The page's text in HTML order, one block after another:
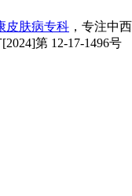
皮肤病专科 ，专注中
第 12-17-1496号